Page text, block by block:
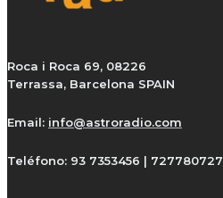
Roca i Roca 69, 08226
Terrassa, Barcelona SPAIN
Email: info@astroradio.com
Teléfono: 93 7353456 | 727780727